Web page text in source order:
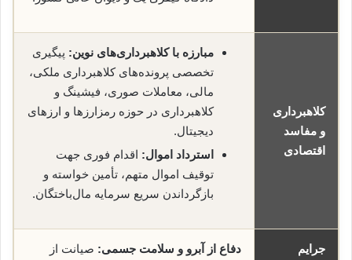
کلاهبرداری
و مفاسد
اقتصادی
مبارزه با کلاهبرداری‌های نوین: پیگیری
تخصصی پرونده‌های کلاهبرداری ملکی،
مالی، معاملات صوری، فیشینگ و
کلاهبرداری در حوزه رمز‌ارزها و ارزهای
دیجیتال.
استرداد اموال: اقدام فوری جهت
توقیف اموال متهم، تأمین خواسته و
بازگرداندن سریع سرمایه مال‌باختگان.
جرایم
دفاع از آبرو و سلامت جسمی: صیانت از